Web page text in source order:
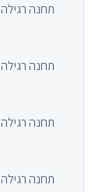
תחנה רגילה · מפעילי אוטובוסים
תחנה רגילה · מפעילי אוטובוסים
תחנה רגילה · מפעילי אוטובוסים
תחנה רגילה · מפעילי אוטובוסים